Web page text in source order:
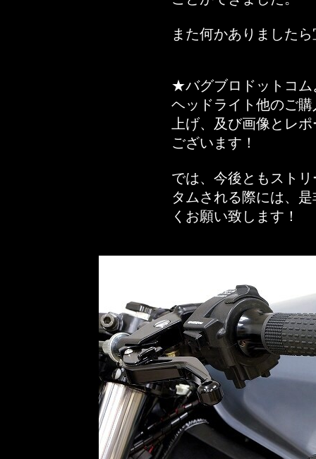
また何かありました
★バグブロドットコム
ヘッドライト他のご
上げ、及び画像とレ
ございます！
では、今後ともスト
タムされる際には、
くお願い致します！